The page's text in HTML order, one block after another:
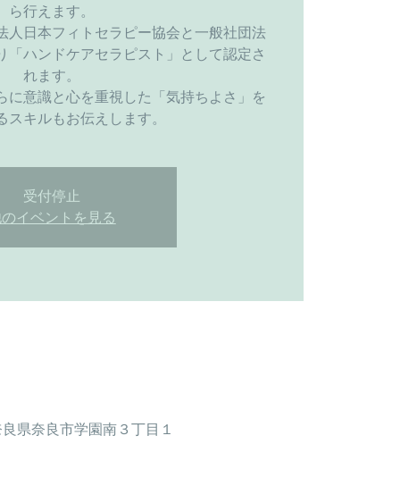
ら行えます。
人日本フィトセラピー協会と一般社団法
「ハンドケアセラピスト」として認定さ
れます。
に意識と心を重視した「気持ちよさ」を
スキルもお伝えします。
受付停止
イベントを見る
県奈良市学園南３丁目１